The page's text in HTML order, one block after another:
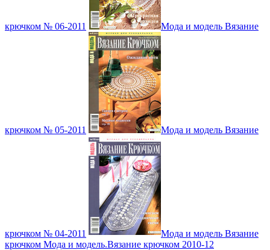
крючком № 06-2011 Мода и модель Вязание
крючком № 05-2011 Мода и модель Вязание
крючком № 04-2011
Мода и модель Вязание
крючком Мода и модель.Вязание крючком 2010-12